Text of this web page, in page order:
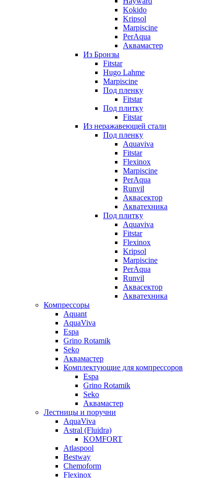
Kokido
Kripsol
Marpiscine
PerAqua
Аквамастер
Из Бронзы
Fitstar
Hugo Lahme
Marpiscine
Под пленку
Fitstar
Под плитку
Fitstar
Из неражавеющей стали
Под пленку
Aquaviva
Fitstar
Flexinox
Marpiscine
PerAqua
Runvil
Аквасектор
Акватехника
Под плитку
Aquaviva
Fitstar
Flexinox
Kripsol
Marpiscine
PerAqua
Runvil
Аквасектор
Акватехника
Компрессоры
Aquant
AquaViva
Espa
Grino Rotamik
Seko
Аквамастер
Комплектующие для компрессоров
Espa
Grino Rotamik
Seko
Аквамастер
Лестницы и поручни
AquaViva
Astral (Fluidra)
KOMFORT
Atlaspool
Bestway
Chemoform
Flexinox